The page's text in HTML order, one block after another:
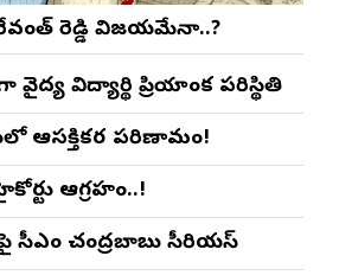
రేవంత్ రెడ్డి విజయమేనా..?
విద్యార్థిని ప్రియాంక పరిస్థితి
ఆసక్తికర పరిణామం!
ఆగ్రహం..!
సీఎం చంద్రబాబు సీరియస్